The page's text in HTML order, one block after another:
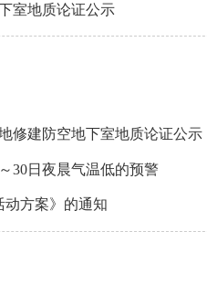
室地质论证公示
修建防空地下室地质论证公示
30日夜晨气温低的预警
动方案》的通知